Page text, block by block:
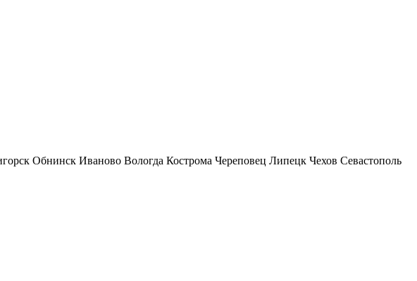
Обнинск Иваново Вологда Кострома Череповец Липецк Чехов Севастополь